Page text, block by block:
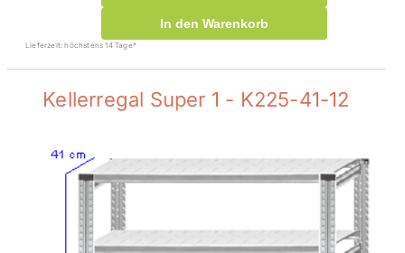
In den Warenkorb
Lieferzeit: höchstens 14 Tage*
Kellerregal Super 1 - K225-41-12